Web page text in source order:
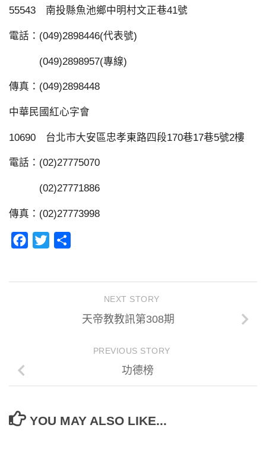
55543 南投縣魚池鄉中明村文正巷41號
電話：(049)2898446(代表號)
(049)2898957(專線)
傳真：(049)2898448
中華民國紅心字會
10690 台北市大安區忠孝東路四段170巷17巷5號2樓
電話：(02)27775070
(02)27771886
傳真：(02)27773998
Facebook
Twitter
NEXT STORY
天帝教教訊第308期
PREVIOUS STORY
功德榜
YOU MAY ALSO LIKE...